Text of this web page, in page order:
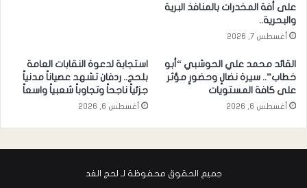
على أفة المخدرات بالمنافذ البرية
والبحرية..
أغسطس 7, 2026
القائد محمد علي الحوشبي “أبو
خطاب”.. سيرة نضالٍ وحضورٍ مؤثر
على كافة المستويات
أغسطس 6, 2026
استجابة لدعوة النقابات العامة
بلحج.. ردفان تشهد عصياناً مدنياً
جزئياً ناجحاً وتجاوباً شعبياً واسعاً
أغسطس 6, 2026
جميع الحقوق محفوظة لـ لحج الغد